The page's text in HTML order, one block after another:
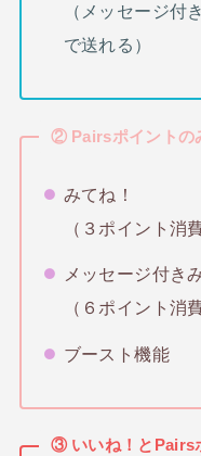
（メッセージ付
で送れる）
② Pairsポイントの
みてね！
（３ポイント消費
メッセージ付き
（６ポイント消費
ブースト機能
③ いいね！と Pairs